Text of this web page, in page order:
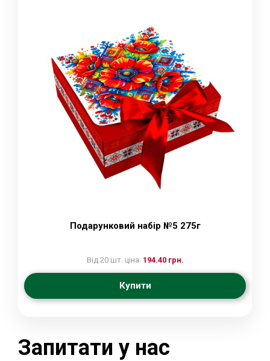
Подарунковий набір №5 275г
Від 20 шт. ціна: 194.40 грн.
Купити
Запитати у нас